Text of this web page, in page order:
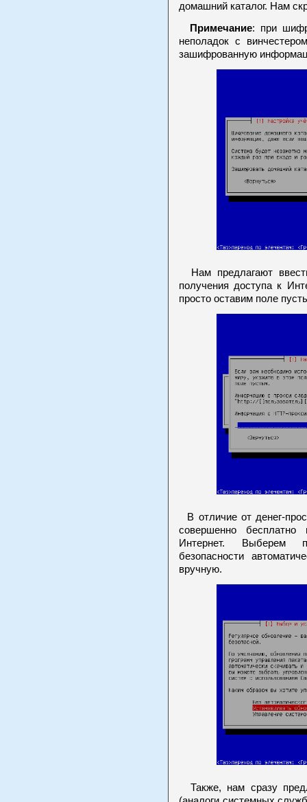
домашний каталог. Нам
Примечание: при
неполадок с
зашифрованную
Нам предлагают
получения доступа к
просто оставим поле
В отличие от денег-
совершенно бесплатно
Интернет. Выберем
безопасности
вручную.
Также, нам сразу